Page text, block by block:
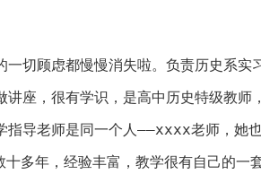
一切顾虑都慢慢消失啦。负责历史系
讲座，很有学识，是高中历史特级教师
指导老师是同一个人——xxxx老师，她
多年，经验丰富，教学很有自己的一